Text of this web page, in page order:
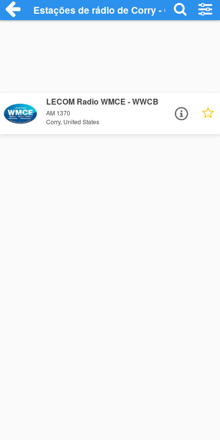
Estações de rádio de Corry - Ouça Online
LECOM Radio WMCE - WWCB
AM 1370
Corry, United States